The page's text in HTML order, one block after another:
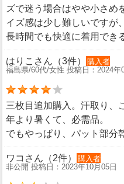
ズで迷う場合はやや小さめ
イズ感は少し難しいですが
長時間でも快適に着用でき
はりこさん（3件）
購入者
福島県/60代/女性 投稿日：2024年
三枚目追加購入。汗取り、
年より暑くて、必需品。
でもやっぱり、パット部分
ワコさん（2件）
購入者
非公開 投稿日：2023年10月05日